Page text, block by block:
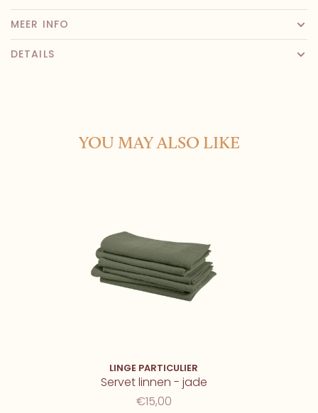
MEER INFO
DETAILS
YOU MAY ALSO LIKE
LINGE PARTICULIER
Servet linnen - jade
€15,00